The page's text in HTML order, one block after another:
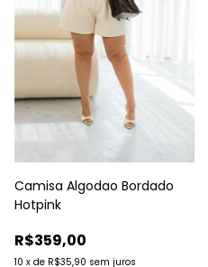
Camisa Algodao Bordado
Hotpink
R$359,00
10 x de R$35,90 sem juros